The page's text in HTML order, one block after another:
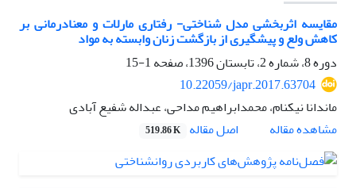
مقایسه اثربخشی مدل شناختی- رفتاری مارلات و معنادرمانی بر
کاهش ولع و پیشگیری از بازگشت زنان وابسته به مواد
دوره 8، شماره 2، تابستان 1396، صفحه
1-15
10.22059/japr.2017.63704
ماندانا نیکنام، محمدابراهیم مداحی، عبداله شفیع آبادی
مشاهده مقاله
اصل مقاله 519.86 K